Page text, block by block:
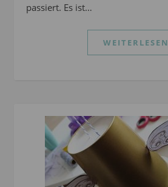
passiert. Es ist…
WEITERLESEN